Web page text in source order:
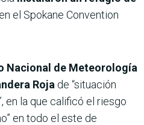
el Spokane Convention
Nacional de Meteorología
Roja de “situación
en la que calificó el riesgo
en todo el este de